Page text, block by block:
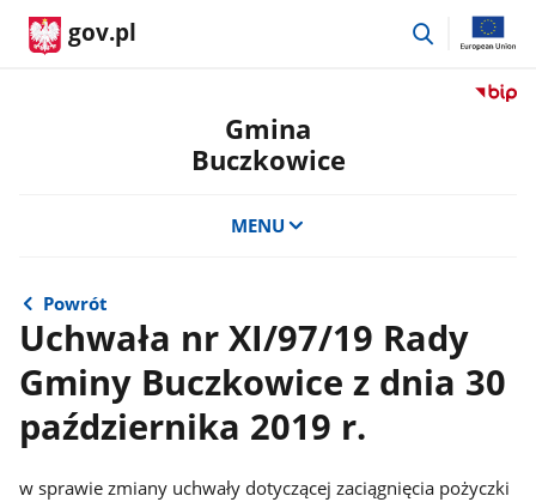
gov.pl
przejdź
Przejdź
Gmina
Buczkowice
MENU
Powrót
Uchwała nr XI/97/19 Rady
Gminy Buczkowice z dnia 30
października 2019 r.
w sprawie zmiany uchwały dotyczącej zaciągnięcia pożyczki